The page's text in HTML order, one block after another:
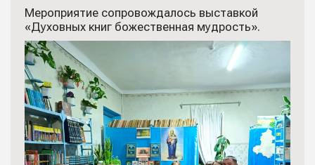
Мероприятие сопровождалось выставкой
«Духовных книг божественная мудрость».